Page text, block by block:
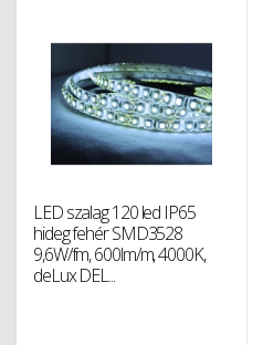
LED szalag 120 led IP65
hideg fehér SMD3528
9,6W/fm, 600lm/m, 4000K,
deLux DEL...